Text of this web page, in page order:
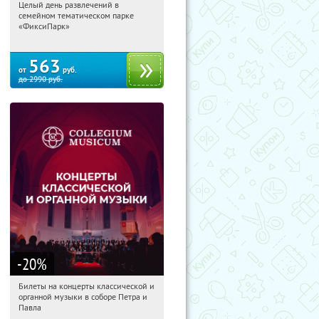
16:15:49 Купили:
Лубянка
Целый день развлечений в
семейном тематическом парке
«ФиксиПарк»
от 563 руб.
до2990руб.
-20%
16:15:49 Получили:217
Китай-город
Билеты на концерты классической и
органной музыки в соборе Петра и
Павла